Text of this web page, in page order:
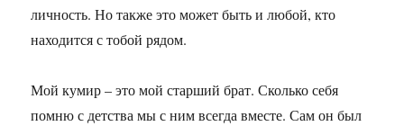
личность. Но также это может быть и любой, кто
находится с тобой рядом.
Мой кумир – это мой старший брат. Сколько себя
помню с детства мы с ним всегда вместе. Сам он был